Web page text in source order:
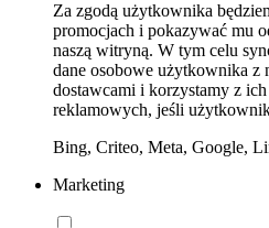
Za zgodą użytkownika
promocjach i pokazywać mu
naszą witryną. W tym celu
dane osobowe użytkownika z
dostawcami i korzystamy z
reklamowych, jeśli
Bing, Criteo, Meta, Google,
Marketing